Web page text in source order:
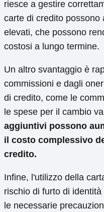
riesce a gestire
carte di credito possono
elevati, che possono
costosi a lungo termine.
Un altro svantaggio è
commissioni e dagli
di credito, come le
le spese per il cambio
aggiuntivi possono
il costo complessivo
credito.
Infine, l'utilizzo della
rischio di furto di
le necessarie